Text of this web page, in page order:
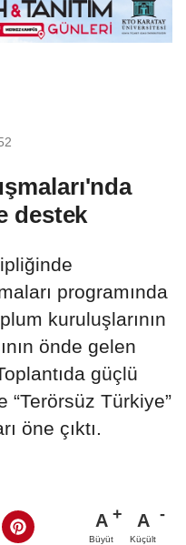
destek
programında
kuruluşlarının
önde gelen
güçlü
“Terörsüz Türkiye”
öne çıktı.
A
Büyüt
A
Küçült